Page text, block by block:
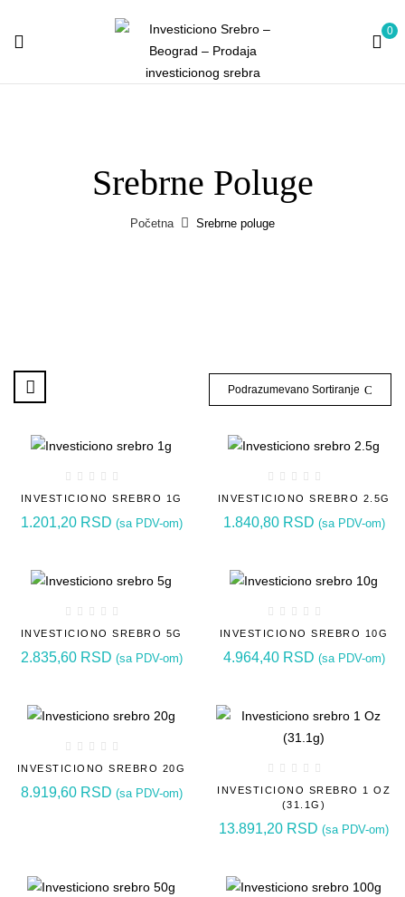
0
Srebrne Poluge
Početna Srebrne poluge
Podrazumevano Sortiranje
INVESTICIONO SREBRO 1G
1.201,20 RSD (sa PDV-om)
INVESTICIONO SREBRO 2.5G
1.840,80 RSD (sa PDV-om)
INVESTICIONO SREBRO 5G
2.835,60 RSD (sa PDV-om)
INVESTICIONO SREBRO 10G
4.964,40 RSD (sa PDV-om)
INVESTICIONO SREBRO 20G
8.919,60 RSD (sa PDV-om)
INVESTICIONO SREBRO 1 OZ
(31.1G)
13.891,20 RSD (sa PDV-om)